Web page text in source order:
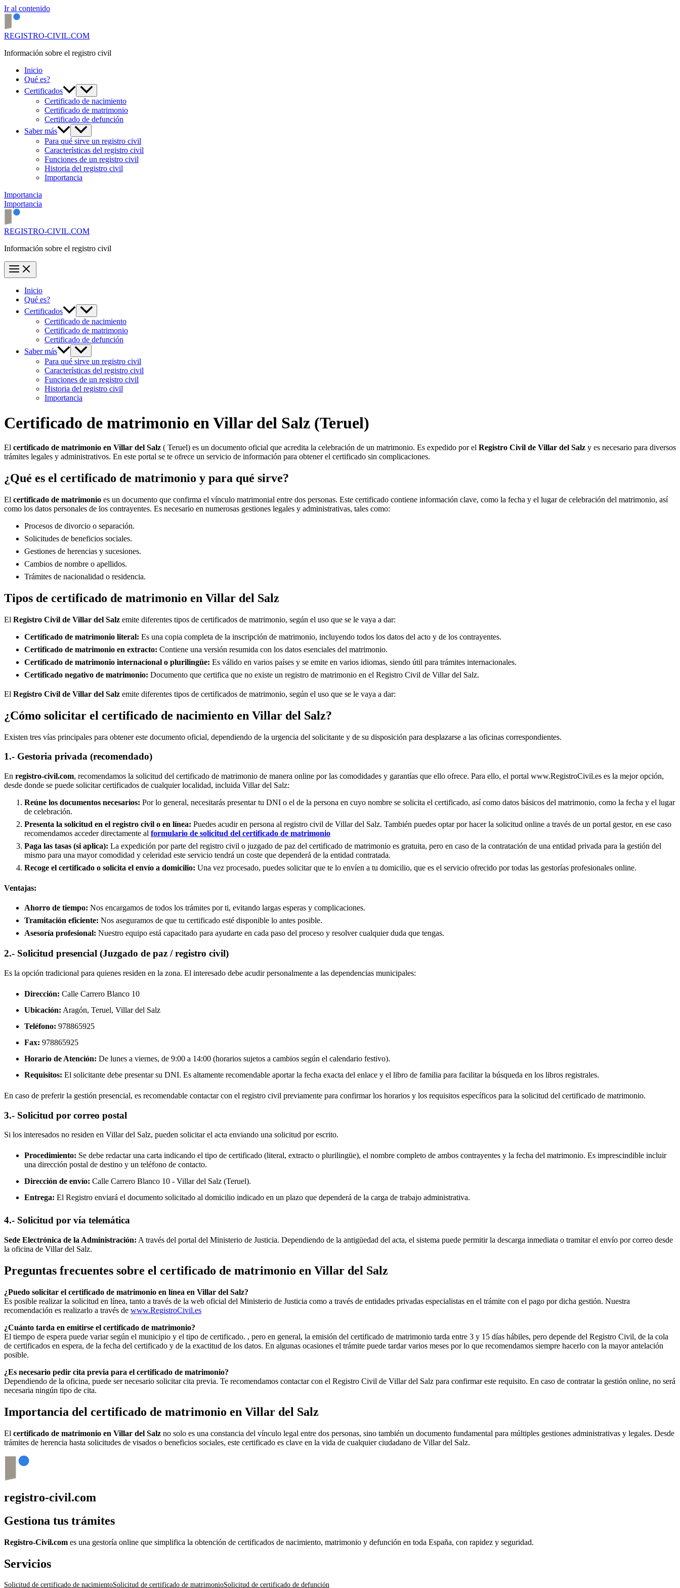
Ir al contenido
REGISTRO-CIVIL.COM
Información sobre el registro civil
Inicio
Qué es?
Certificados
Certificado de nacimiento
Certificado de matrimonio
Certificado de defunción
Saber más
Para qué sirve un registro civil
Características del registro civil
Funciones de un registro civil
Historia del registro civil
Importancia
Importancia
Importancia
REGISTRO-CIVIL.COM
Información sobre el registro civil
Inicio
Qué es?
Certificados
Certificado de nacimiento
Certificado de matrimonio
Certificado de defunción
Saber más
Para qué sirve un registro civil
Características del registro civil
Funciones de un registro civil
Historia del registro civil
Importancia
Certificado de matrimonio en Villar del Salz (Teruel)
El certificado de matrimonio en Villar del Salz ( Teruel) es un documento oficial que acredita la celebración de un matrimonio. Es expedido por el Registro Civil de Villar del Salz y es necesario para diversos
trámites legales y administrativos. En este portal se te ofrece un servicio de información para obtener el certificado sin complicaciones.
¿Qué es el certificado de matrimonio y para qué sirve?
El certificado de matrimonio es un documento que confirma el vínculo matrimonial entre dos personas. Este certificado contiene información clave, como la fecha y el lugar de celebración del matrimonio, así
como los datos personales de los contrayentes. Es necesario en numerosas gestiones legales y administrativas, tales como:
Procesos de divorcio o separación.
Solicitudes de beneficios sociales.
Gestiones de herencias y sucesiones.
Cambios de nombre o apellidos.
Trámites de nacionalidad o residencia.
Tipos de certificado de matrimonio en Villar del Salz
El Registro Civil de Villar del Salz emite diferentes tipos de certificados de matrimonio, según el uso que se le vaya a dar:
Certificado de matrimonio literal: Es una copia completa de la inscripción de matrimonio, incluyendo todos los datos del acto y de los contrayentes.
Certificado de matrimonio en extracto: Contiene una versión resumida con los datos esenciales del matrimonio.
Certificado de matrimonio internacional o plurilingüe: Es válido en varios países y se emite en varios idiomas, siendo útil para trámites internacionales.
Certificado negativo de matrimonio: Documento que certifica que no existe un registro de matrimonio en el Registro Civil de Villar del Salz.
El Registro Civil de Villar del Salz emite diferentes tipos de certificados de matrimonio, según el uso que se le vaya a dar:
¿Cómo solicitar el certificado de nacimiento en Villar del Salz?
Existen tres vías principales para obtener este documento oficial, dependiendo de la urgencia del solicitante y de su disposición para desplazarse a las oficinas correspondientes.
1.- Gestoria privada (recomendado)
En registro-civil.com, recomendamos la solicitud del certificado de matrimonio de manera online por las comodidades y garantías que ello ofrece. Para ello, el portal www.RegistroCivil.es es la mejor opción,
desde donde se puede solicitar certificados de cualquier localidad, incluida Villar del Salz:
Reúne los documentos necesarios: Por lo general, necesitarás presentar tu DNI o el de la persona en cuyo nombre se solicita el certificado, así como datos básicos del matrimonio, como la fecha y el lugar
de celebración.
Presenta la solicitud en el registro civil o en línea: Puedes acudir en persona al registro civil de Villar del Salz. También puedes optar por hacer la solicitud online a través de un portal gestor, en ese caso
recomendamos acceder directamente al formulario de solicitud del certificado de matrimonio
Paga las tasas (si aplica): La expedición por parte del registro civil o juzgado de paz del certificado de matrimonio es gratuita, pero en caso de la contratación de una entidad privada para la gestión del
mismo para una mayor comodidad y celeridad este servicio tendrá un coste que dependerá de la entidad contratada.
Recoge el certificado o solicita el envío a domicilio: Una vez procesado, puedes solicitar que te lo envíen a tu domicilio, que es el servicio ofrecido por todas las gestorías profesionales online.
Ventajas:
Ahorro de tiempo: Nos encargamos de todos los trámites por ti, evitando largas esperas y complicaciones.
Tramitación eficiente: Nos aseguramos de que tu certificado esté disponible lo antes posible.
Asesoría profesional: Nuestro equipo está capacitado para ayudarte en cada paso del proceso y resolver cualquier duda que tengas.
2.- Solicitud presencial (Juzgado de paz / registro civil)
Es la opción tradicional para quienes residen en la zona. El interesado debe acudir personalmente a las dependencias municipales:
Dirección: Calle Carrero Blanco 10
Ubicación: Aragón, Teruel, Villar del Salz
Teléfono: 978865925
Fax: 978865925
Horario de Atención: De lunes a viernes, de 9:00 a 14:00 (horarios sujetos a cambios según el calendario festivo).
Requisitos: El solicitante debe presentar su DNI. Es altamente recomendable aportar la fecha exacta del enlace y el libro de familia para facilitar la búsqueda en los libros registrales.
En caso de preferir la gestión presencial, es recomendable contactar con el registro civil previamente para confirmar los horarios y los requisitos específicos para la solicitud del certificado de matrimonio.
3.- Solicitud por correo postal
Si los interesados no residen en Villar del Salz, pueden solicitar el acta enviando una solicitud por escrito.
Procedimiento: Se debe redactar una carta indicando el tipo de certificado (literal, extracto o plurilingüe), el nombre completo de ambos contrayentes y la fecha del matrimonio. Es imprescindible incluir
una dirección postal de destino y un teléfono de contacto.
Dirección de envío: Calle Carrero Blanco 10 - Villar del Salz (Teruel).
Entrega: El Registro enviará el documento solicitado al domicilio indicado en un plazo que dependerá de la carga de trabajo administrativa.
4.- Solicitud por vía telemática
Sede Electrónica de la Administración: A través del portal del Ministerio de Justicia. Dependiendo de la antigüedad del acta, el sistema puede permitir la descarga inmediata o tramitar el envío por correo desde
la oficina de Villar del Salz.
Preguntas frecuentes sobre el certificado de matrimonio en Villar del Salz
¿Puedo solicitar el certificado de matrimonio en línea en Villar del Salz?
Es posible realizar la solicitud en línea, tanto a través de la web oficial del Ministerio de Justicia como a través de entidades privadas especialistas en el trámite con el pago por dicha gestión. Nuestra
recomendación es realizarlo a través de www.RegistroCivil.es
¿Cuánto tarda en emitirse el certificado de matrimonio?
El tiempo de espera puede variar según el municipio y el tipo de certificado. , pero en general, la emisión del certificado de matrimonio tarda entre 3 y 15 días hábiles, pero depende del Registro Civil, de la cola
de certificados en espera, de la fecha del certificado y de la exactitud de los datos. En algunas ocasiones el trámite puede tardar varios meses por lo que recomendamos siempre hacerlo con la mayor antelación
posible.
¿Es necesario pedir cita previa para el certificado de matrimonio?
Dependiendo de la oficina, puede ser necesario solicitar cita previa. Te recomendamos contactar con el Registro Civil de Villar del Salz para confirmar este requisito. En caso de contratar la gestión online, no será
necesaria ningún tipo de cita.
Importancia del certificado de matrimonio en Villar del Salz
El certificado de matrimonio en Villar del Salz no solo es una constancia del vínculo legal entre dos personas, sino también un documento fundamental para múltiples gestiones administrativas y legales. Desde
trámites de herencia hasta solicitudes de visados o beneficios sociales, este certificado es clave en la vida de cualquier ciudadano de Villar del Salz.
registro-civil.com
Gestiona tus trámites
Registro-Civil.com es una gestoría online que simplifica la obtención de certificados de nacimiento, matrimonio y defunción en toda España, con rapidez y seguridad.
Servicios
Solicitud de certificado de nacimientoSolicitud de certificado de matrimonioSolicitud de certificado de defunción